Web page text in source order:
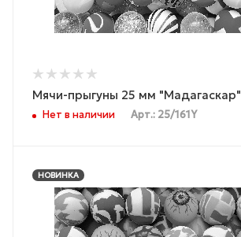
Мячи-прыгуны 25 мм "Мадагаскар"
Нет в наличии Арт.: 25/161Y
НОВИНКА